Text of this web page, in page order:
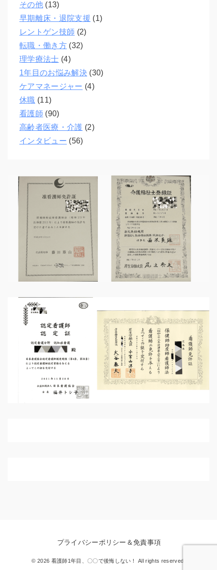
その他(13)
早期離床・退院支援 (1)
レントゲン技師 (2)
転職・働き方(32)
理学療法士 (4)
1年目のお悩み解決(30)
ケアマネージャー (4)
休職 (11)
看護師 (90)
高齢者医療・介護 (2)
インタビュー (56)
プライバシーポリシー＆免責事項
© 2026 看護師1年目、〇〇で後悔しない！ All rights reserved.